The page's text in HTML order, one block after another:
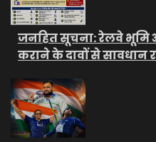
जनहित सूचना: रेलवे भूमि
कराने के दावों से सावधान